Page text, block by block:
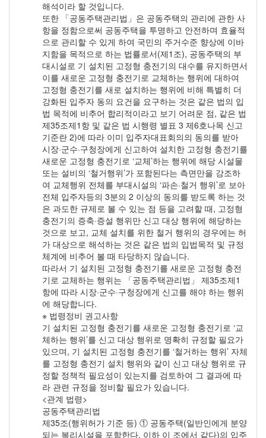
해석이라 할 것입니다.
또한 「공동주택관리법」은 공동주택의 관리에 관한 사
항을 정함으로써 공동주택을 투명하고 안전하며 효율적
으로 관리할 수 있게 하여 국민의 주거수준 향상에 이바
지함을 목적으로 하는 법률로서(제1조), 공동주택의 부
대시설로 기 설치된 고정형 충전기의 대수를 유지하면서
이를 새로운 고정형 충전기로 교체하는 행위에 대하여
고정형 충전기를 새로 설치하는 행위에 비해 특별히 더
강화된 입주자 동의 요건을 요구하는 것은 같은 법의 입
법 목적에 비추어 합리적이라고 보기 어려운 점, 같은 법
제35조제1항 및 같은 법 시행령 별표 3 제6호나목 신고
기준란 2)에 따라 이미 입주자대표회의의 동의를 받아
시장·군수·구청장에게 신고하여 설치한 고정형 충전기를
새로운 고정형 충전기로 ‘교체’하는 행위에 해당 시설물
또는 설비의 ‘철거행위’가 포함된다는 측면만을 강조하
여 교체행위 전체를 부대시설의 ‘파손·철거 행위’로 보아
전체 입주자등의 3분의 2 이상의 동의를 받도록 하는 것
은 과도한 규제로 볼 수 있는 점 등을 고려할 때, 고정형
충전기의 증축·증설 행위만 신고 대상 행위에 해당하는
것으로 보고, 교체 설치를 위한 철거 행위의 경우에는 허
가 대상으로 해석하는 것은 같은 법의 입법목적 및 규정
체계에 비추어 볼 때 타당하지 않습니다.
따라서 기 설치된 고정형 충전기를 새로운 고정형 충전
기로 교체하는 행위는 「공동주택관리법」 제35조제1
항에 따라 시장·군수·구청장에게 신고를 해야 하는 행위
에 해당합니다.
※ 법령정비 권고사항
기 설치된 고정형 충전기를 새로운 고정형 충전기로 ‘교
체하는 행위’를 신고 대상 행위로 명확히 규정할 필요가
있으며, 기 설치된 고정형 충전기를 ‘철거하는 행위’ 자체
를 고정형 충전기 설치 행위와 같이 신고 대상 행위로 규
정할 정책적 필요성이 있는지를 검토하여 그 결과에 따
라 관련 규정을 정비할 필요가 있습니다.
<관계 법령>
공동주택관리법
제35조(행위허가 기준 등) ① 공동주택(일반인에게 분양
되는 복리시설을 포함한다. 이하 이 조에서 같다)의 입주